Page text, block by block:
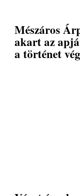
Mészáros
akart az
a történet